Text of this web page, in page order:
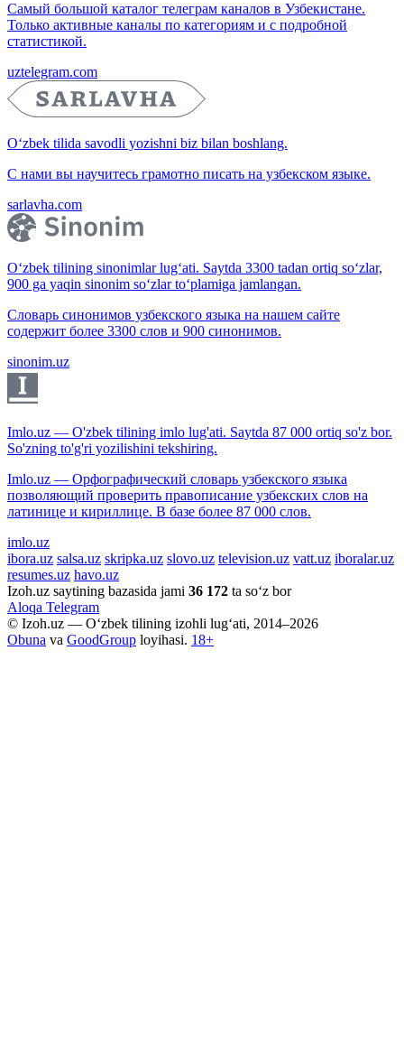
Самый большой каталог телеграм каналов в Узбекистане.
Только активные каналы по категориям и с подробной
статистикой.
uztelegram.com
O‘zbek tilida savodli yozishni biz bilan boshlang.
С нами вы научитесь грамотно писать на узбекском языке.
sarlavha.com
O‘zbek tilining sinonimlar lug‘ati. Saytda 3300 tadan ortiq so‘zlar,
900 ga yaqin sinonim so‘zlar to‘plamiga jamlangan.
Словарь синонимов узбекского языка на нашем сайте
содержит более 3300 слов и 900 синонимов.
sinonim.uz
Imlo.uz — O'zbek tilining imlo lug'ati. Saytda 87 000 ortiq so'z bor.
So'zning to'g'ri yozilishini tekshiring.
Imlo.uz — Орфографический словарь узбекского языка
позволяющий проверить правописание узбекских слов на
латинице и кириллице. В базе более 87 000 слов.
imlo.uz
ibora.uz salsa.uz skripka.uz slovo.uz television.uz vatt.uz iboralar.uz
resumes.uz havo.uz
Izoh.uz saytining bazasida jami 36 172 ta so‘z bor
Aloqa Telegram
© Izoh.uz — O‘zbek tilining izohli lug‘ati, 2014–2026
Obuna va GoodGroup loyihasi. 18+